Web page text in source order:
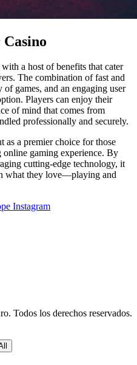
a host of benefits that cater
The combination of fast and
games, and an engaging user
Players can enjoy their
of mind that comes from
professionally and securely.
as a premier choice for those
gaming experience. By
cutting-edge technology, it
what they love—playing and
Instagram
Todos los derechos reservados.